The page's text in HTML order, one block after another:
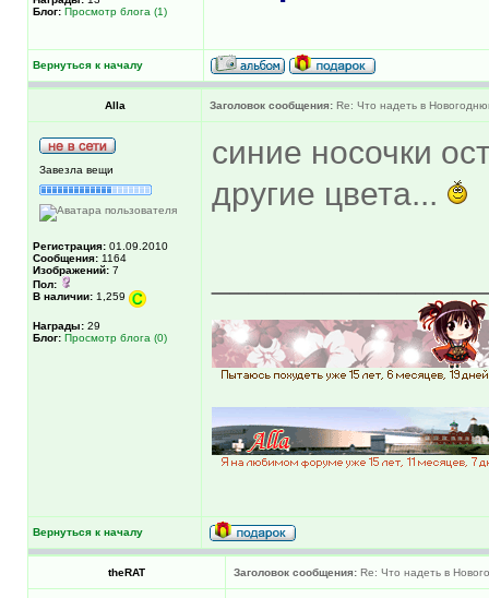
Блог: Просмотр блога (1)
Вернуться к началу
Alla Заголовок сообщения: Re: Что надеть в
Завезла вещи
Регистрация: 01.09.2010
Сообщения: 1164
Изображений: 7
Пол:
В наличии: 1,259
Награды: 29
Блог: Просмотр блога (0)
синие носочки
другие цвета...
Вернуться к началу
theRAT Заголовок сообщения: Re: Что надеть в